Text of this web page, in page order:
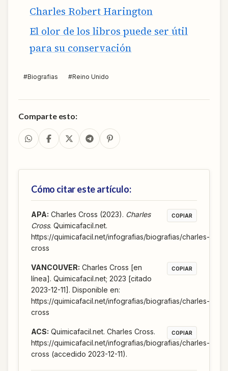
Charles Robert Harington
El olor de los libros puede ser útil
para su conservación
#Biografias #Reino Unido
Comparte esto:
Cómo citar este artículo:
APA: Charles Cross (2023). Charles
Cross. Quimicafacil.net.
https://quimicafacil.net/infografias/biografias/charles-
cross
COPIAR
VANCOUVER: Charles Cross [en
línea]. Quimicafacil.net; 2023 [citado
2023-12-11]. Disponible en:
https://quimicafacil.net/infografias/biografias/charles-
cross
COPIAR
ACS: Quimicafacil.net. Charles Cross.
https://quimicafacil.net/infografias/biografias/charles-
cross (accedido 2023-12-11).
COPIAR